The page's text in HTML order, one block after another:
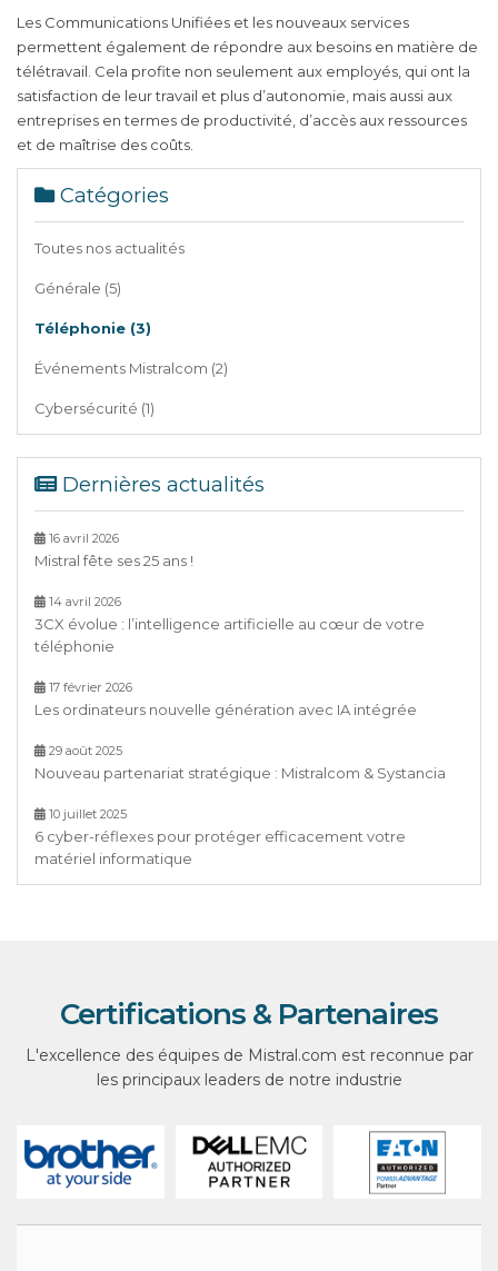
Les Communications Unifiées et les nouveaux services
permettent également de répondre aux besoins en matière de
télétravail. Cela profite non seulement aux employés, qui ont la
satisfaction de leur travail et plus d’autonomie, mais aussi aux
entreprises en termes de productivité, d’accès aux ressources
et de maîtrise des coûts.
Catégories
Toutes nos actualités
Générale (5)
Téléphonie (3)
Événements Mistralcom (2)
Cybersécurité (1)
Dernières actualités
16 avril 2026
Mistral fête ses 25 ans !
14 avril 2026
3CX évolue : l’intelligence artificielle au cœur de votre
téléphonie
17 février 2026
Les ordinateurs nouvelle génération avec IA intégrée
29 août 2025
Nouveau partenariat stratégique : Mistralcom & Systancia
10 juillet 2025
6 cyber-réflexes pour protéger efficacement votre
matériel informatique
Certifications & Partenaires
L'excellence des équipes de Mistral.com est reconnue par
les principaux leaders de notre industrie